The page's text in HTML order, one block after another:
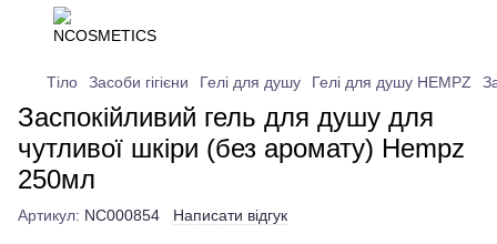
Тіло Засоби гігієни Гелі для душу Гелі для душу HEMPZ
Заспокійливий гель для душу для
чутливої шкіри (без аромату) Hempz
250мл
Артикул: NC000854 Написати відгук